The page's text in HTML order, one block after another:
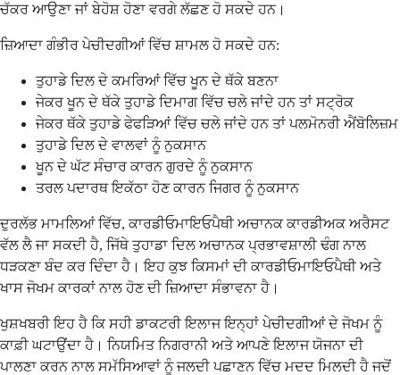
ਚੱਕਰ ਆਉਣਾ ਜਾਂ ਬੇਹੋਸ਼ ਹੋਣਾ ਵਰਗੇ ਲੱਛਣ ਹੋ ਸਕਦੇ ਹਨ।
ਜ਼ਿਆਦਾ ਗੰਭੀਰ ਪੇਚੀਦਗੀਆਂ ਵਿੱਚ ਸ਼ਾਮਲ ਹੋ ਸਕਦੇ ਹਨ:
ਤੁਹਾਡੇ ਦਿਲ ਦੇ ਕਮਰਿਆਂ ਵਿੱਚ ਖੂਨ ਦੇ ਥੱਕੇ ਬਣਨਾ
ਜੇਕਰ ਖੂਨ ਦੇ ਥੱਕੇ ਤੁਹਾਡੇ ਦਿਮਾਗ ਵਿੱਚ ਚਲੇ ਜਾਂਦੇ ਹਨ ਤਾਂ ਸਟ੍ਰੋਕ
ਜੇਕਰ ਥੱਕੇ ਤੁਹਾਡੇ ਫੇਫੜਿਆਂ ਵਿੱਚ ਚਲੇ ਜਾਂਦੇ ਹਨ ਤਾਂ ਪਲਮੋਨਰੀ ਐਂਬੋਲਿਜ਼ਮ
ਤੁਹਾਡੇ ਦਿਲ ਦੇ ਵਾਲਵਾਂ ਨੂੰ ਨੁਕਸਾਨ
ਖੂਨ ਦੇ ਘੱਟ ਸੰਚਾਰ ਕਾਰਨ ਗੁਰਦੇ ਨੂੰ ਨੁਕਸਾਨ
ਤਰਲ ਪਦਾਰਥ ਇਕੱਠਾ ਹੋਣ ਕਾਰਨ ਜਿਗਰ ਨੂੰ ਨੁਕਸਾਨ
ਦੁਰਲੱਭ ਮਾਮਲਿਆਂ ਵਿੱਚ, ਕਾਰਡੀਓਮਾਇਓਪੈਥੀ ਅਚਾਨਕ ਕਾਰਡੀਅਕ ਅਰੈਸਟ
ਵੱਲ ਲੈ ਜਾ ਸਕਦੀ ਹੈ, ਜਿੱਥੇ ਤੁਹਾਡਾ ਦਿਲ ਅਚਾਨਕ ਪ੍ਰਭਾਵਸ਼ਾਲੀ ਢੰਗ ਨਾਲ
ਧੜਕਣਾ ਬੰਦ ਕਰ ਦਿੰਦਾ ਹੈ। ਇਹ ਕੁਝ ਕਿਸਮਾਂ ਦੀ ਕਾਰਡੀਓਮਾਇਓਪੈਥੀ ਅਤੇ
ਖਾਸ ਜੋਖਮ ਕਾਰਕਾਂ ਨਾਲ ਹੋਣ ਦੀ ਜ਼ਿਆਦਾ ਸੰਭਾਵਨਾ ਹੈ।
ਖੁਸ਼ਖਬਰੀ ਇਹ ਹੈ ਕਿ ਸਹੀ ਡਾਕਟਰੀ ਇਲਾਜ ਇਨ੍ਹਾਂ ਪੇਚੀਦਗੀਆਂ ਦੇ ਜੋਖਮ ਨੂੰ
ਕਾਫ਼ੀ ਘਟਾਉਂਦਾ ਹੈ। ਨਿਯਮਿਤ ਨਿਗਰਾਨੀ ਅਤੇ ਆਪਣੇ ਇਲਾਜ ਯੋਜਨਾ ਦੀ
ਪਾਲਣਾ ਕਰਨ ਨਾਲ ਸਮੱਸਿਆਵਾਂ ਨੂੰ ਜਲਦੀ ਪਛਾਣਨ ਵਿੱਚ ਮਦਦ ਮਿਲਦੀ ਹੈ ਜਦੋਂ